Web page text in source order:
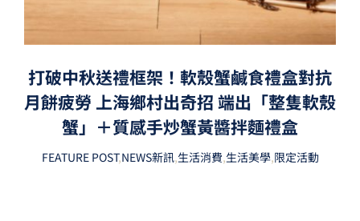
打破中秋送禮框架！軟殼蟹鹹食禮盒對抗
月餅疲勞 上海鄉村出奇招 端出「整隻軟殼
蟹」＋質感手炒蟹黃醬拌麵禮盒
FEATURE POST,NEWS新訊,生活消費,生活美學,限定活動